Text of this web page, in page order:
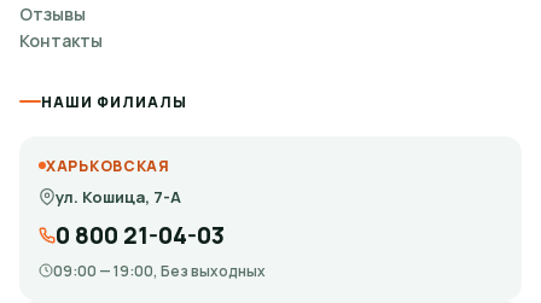
Отзывы
Контакты
НАШИ ФИЛИАЛЫ
ХАРЬКОВСКАЯ
ул. Кошица, 7-А
0 800 21-04-03
09:00 — 19:00, Без выходных